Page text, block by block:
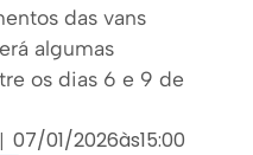
das vans
algumas
os dias 6 e 9 de
| 07/01/2026às15:00